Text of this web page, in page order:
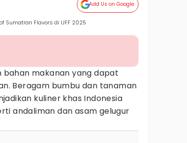
Add Us on Google
Sumatran Flavors di UFF 2025
bahan makanan yang dapat
Beragam bumbu dan tanaman
kuliner khas Indonesia
andaliman dan asam gelugur